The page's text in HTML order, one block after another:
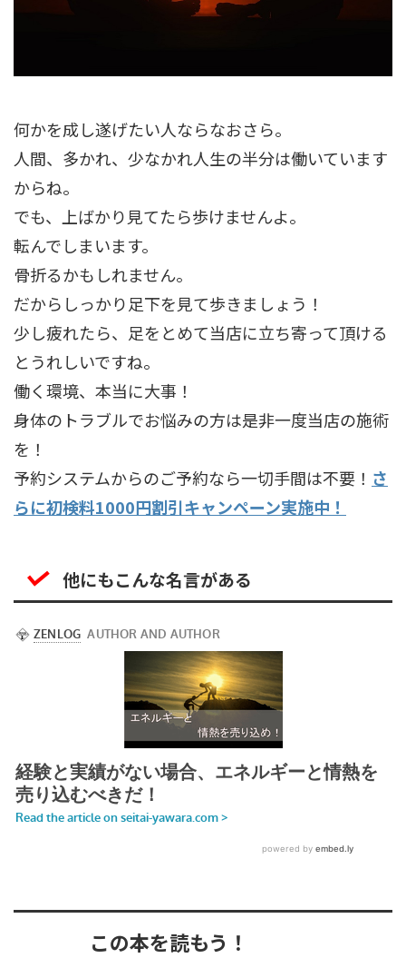
何かを成し遂げたい人ならなおさら。
人間、多かれ、少なかれ人生の半分は働いています
からね。
でも、上ばかり見てたら歩けませんよ。
転んでしまいます。
骨折るかもしれません。
だからしっかり足下を見て歩きましょう！
少し疲れたら、足をとめて当店に立ち寄って頂ける
とうれしいですね。
働く環境、本当に大事！
身体のトラブルでお悩みの方は是非一度当店の施術
を！
予約システムからのご予約なら一切手間は不要！ さ
らに初検料1000円割引キャンペーン実施中！
他にもこんな名言がある
この本を読もう！